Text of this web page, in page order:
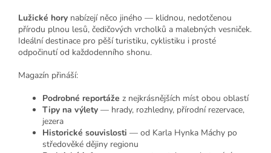
Lužické hory nabízejí něco jiného — klidnou, nedotčenou
přírodu plnou lesů, čedičových vrcholků a malebných vesniček.
Ideální destinace pro pěší turistiku, cyklistiku i prosté
odpočinutí od každodenního shonu.
Magazín přináší:
Podrobné reportáže z nejkrásnějších míst obou oblastí
Tipy na výlety — hrady, rozhledny, přírodní rezervace,
jezera
Historické souvislosti — od Karla Hynka Máchy po
středověké dějiny regionu